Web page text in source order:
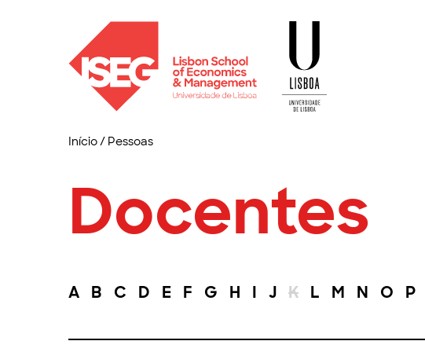
Início/ Pessoas
Docentes
A B C D E F G H I J K L M N O P